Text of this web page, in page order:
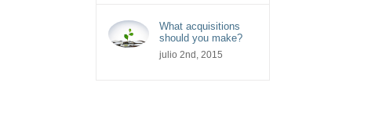
What acquisitions
should you make?
julio 2nd, 2015